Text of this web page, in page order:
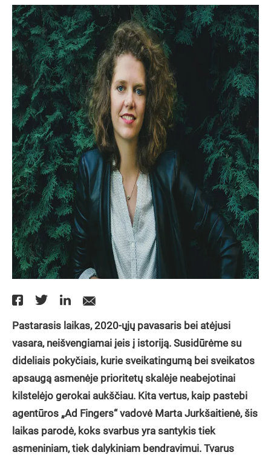
Pastarasis laikas, 2020-ųjų pavasaris bei atėjusi
vasara, neišvengiamai įeis į istoriją. Susidūrėme su
dideliais pokyčiais, kurie sveikatingumą bei sveikatos
apsaugą asmenėje prioritetų skalėje neabejotinai
kilstelėjo gerokai aukščiau. Kita vertus, kaip pastebi
agentūros „Ad Fingers“ vadovė Marta Jurkšaitienė, šis
laikas parodė, koks svarbus yra santykis tiek
asmeniniam, tiek dalykiniam bendravimui. Tvarus